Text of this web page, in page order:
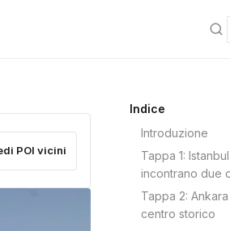
POI vicini
Indice
Introduzione
Tappa 1:
incontrano due
Tappa 2:
centro storico